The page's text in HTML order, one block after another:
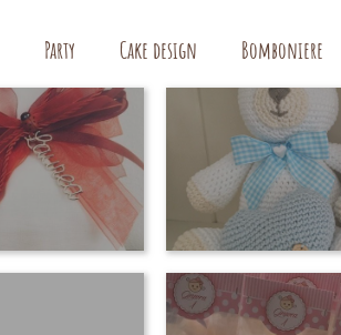
Party Cake design Bomboniere
HAND MADE